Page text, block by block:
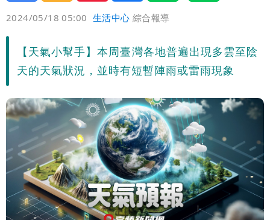
爆料
2024/05/18 05:00 生活中心 綜合報導
【天氣小幫手】本周臺灣各地普遍出現多雲至陰
天的天氣狀況，並時有短暫陣雨或雷雨現象